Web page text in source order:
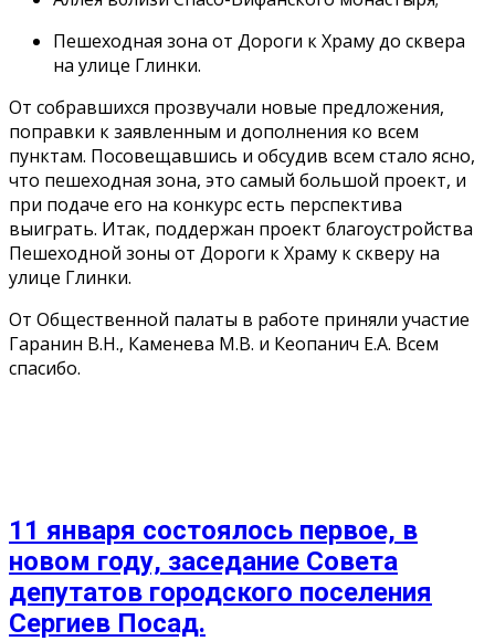
Пешеходная зона от Дороги к Храму до сквера
на улице Глинки.
От собравшихся прозвучали новые предложения,
поправки к заявленным и дополнения ко всем
пунктам. Посовещавшись и обсудив всем стало ясно,
что пешеходная зона, это самый большой проект, и
при подаче его на конкурс есть перспектива
выиграть. Итак, поддержан проект благоустройства
Пешеходной зоны от Дороги к Храму к скверу на
улице Глинки.
От Общественной палаты в работе приняли участие
Гаранин В.Н., Каменева М.В. и Кеопанич Е.А. Всем
спасибо.
11 января состоялось первое, в
новом году, заседание Совета
депутатов городского поселения
Сергиев Посад.